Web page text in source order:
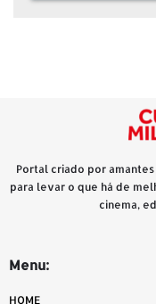
Portal criado por
para levar o que há de
cinema,
Menu:
HOME